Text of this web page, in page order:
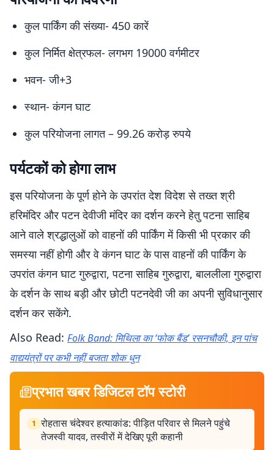
कुल पार्किंग की संख्या- 450 कारें
कुल निर्मित क्षेत्रफल- लगभग 19000 वर्गमीटर
भवन- जी+3
स्थान- कंगन घाट
कुल परियोजना लागत – 99.26 करोड़ रुपये
पर्यटकों को होगा लाभ
इस परियोजना के पूर्ण होने के उपरांत देश विदेश से तख्त श्री
हरिमंदिर और पटन देवीजी मंदिर का दर्शन करने हेतु पटना साहिब
आने वाले श्रद्धालुओं को वाहनों की पार्किंग में किसी भी प्रकार की
समस्या नहीं होगी और वे कंगन घाट के पास वाहनों की पार्किंग के
उपरांत कंगन घाट गुरुद्वारा, पटना साहिब गुरुद्वारा, बाललीला गुरुद्वारा
के दर्शन के साथ बड़ी और छोटी पटनदेवी जी का अपनी सुविधानुसार
दर्शन कर सकेंगे.
Also Read: Folk Band: मिथिला का ‘फोक बैंड’ रसनचौकी, इन पांच
वाद्ययंत्रों पर कभी नहीं बजता शोक धुन
प्रभात खबर डिजिटल टॉप स्टोरी
1 रोहतास चंदेश्वर हत्याकांड: पीड़ित परिवार से मिलने पहुंचे
तेजस्वी यादव, तस्वीरों में देखिए पूरी कहानी